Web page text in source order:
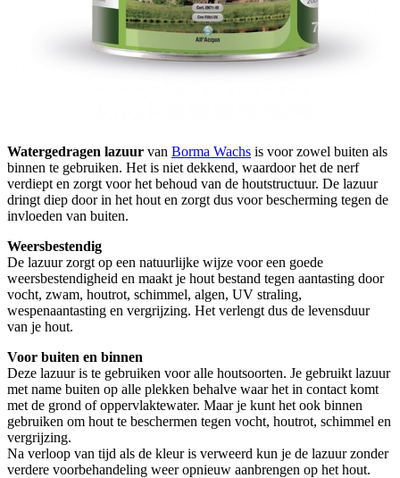
Watergedragen lazuur van Borma Wachs is voor zowel buiten als
binnen te gebruiken. Het is niet dekkend, waardoor het de nerf
verdiept en zorgt voor het behoud van de houtstructuur. De lazuur
dringt diep door in het hout en zorgt dus voor bescherming tegen de
invloeden van buiten.
Weersbestendig
De lazuur zorgt op een natuurlijke wijze voor een goede
weersbestendigheid en maakt je hout bestand tegen aantasting door
vocht, zwam, houtrot, schimmel, algen, UV straling,
wespenaantasting en vergrijzing. Het verlengt dus de levensduur
van je hout.
Voor buiten en binnen
Deze lazuur is te gebruiken voor alle houtsoorten. Je gebruikt lazuur
met name buiten op alle plekken behalve waar het in contact komt
met de grond of oppervlaktewater. Maar je kunt het ook binnen
gebruiken om hout te beschermen tegen vocht, houtrot, schimmel en
vergrijzing.
Na verloop van tijd als de kleur is verweerd kun je de lazuur zonder
verdere voorbehandeling weer opnieuw aanbrengen op het hout.